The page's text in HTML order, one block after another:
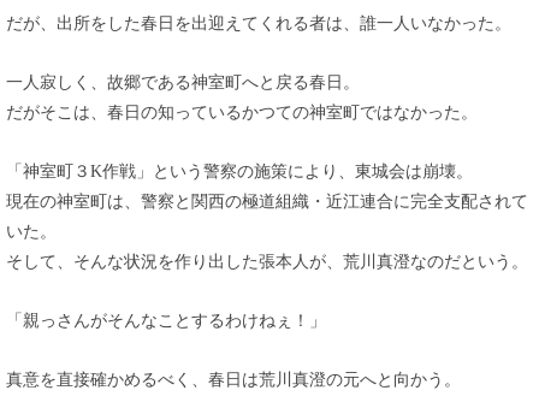
だが、出所をした春日を出迎えてくれる者は、誰一人いなかった。
一人寂しく、故郷である神室町へと戻る春日。
だがそこは、春日の知っているかつての神室町ではなかった。
「神室町３K作戦」という警察の施策により、東城会は崩壊。
現在の神室町は、警察と関西の極道組織・近江連合に完全支配されて
いた。
そして、そんな状況を作り出した張本人が、荒川真澄なのだという。
「親っさんがそんなことするわけねぇ！」
真意を直接確かめるべく、春日は荒川真澄の元へと向かう。